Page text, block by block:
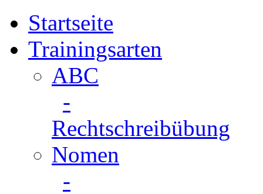
Startseite
Trainingsarten
ABC
-
Rechtschreibübung
Nomen
-